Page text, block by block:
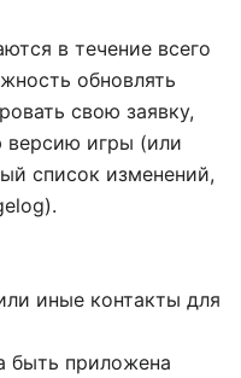
в течение всего
обновлять
свою заявку,
версию игры (или
список изменений,
иные контакты для
быть приложена